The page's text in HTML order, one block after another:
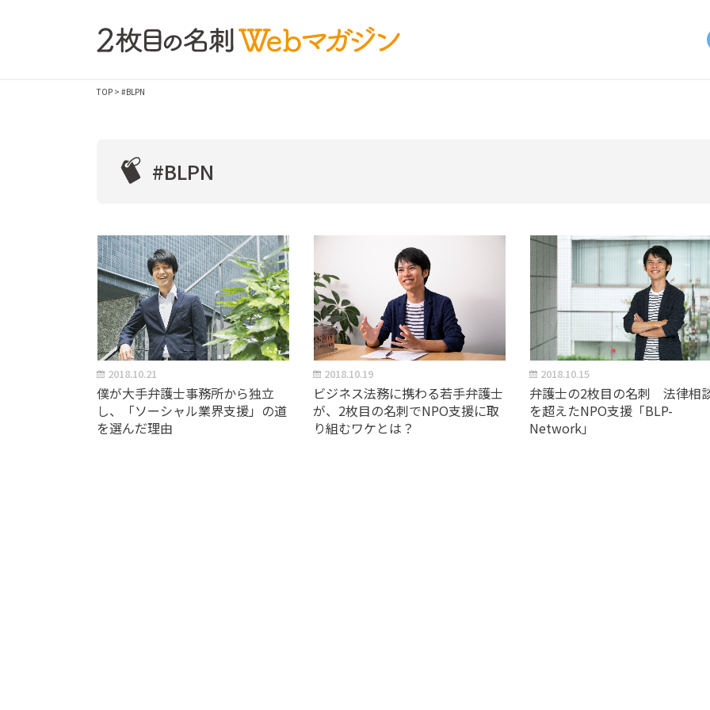
TOP > #BLPN
#BLPN
2018.10.21
僕が大手弁護士事務所から独立
し、「ソーシャル業界支援」の道
を選んだ理由
2018.10.19
ビジネス法務に携わる若手弁護士
が、2枚目の名刺でNPO支援に取
り組むワケとは？
2018.10.15
弁護士の2枚目の名刺 法律相
を超えたNPO支援「BLP-
Network」